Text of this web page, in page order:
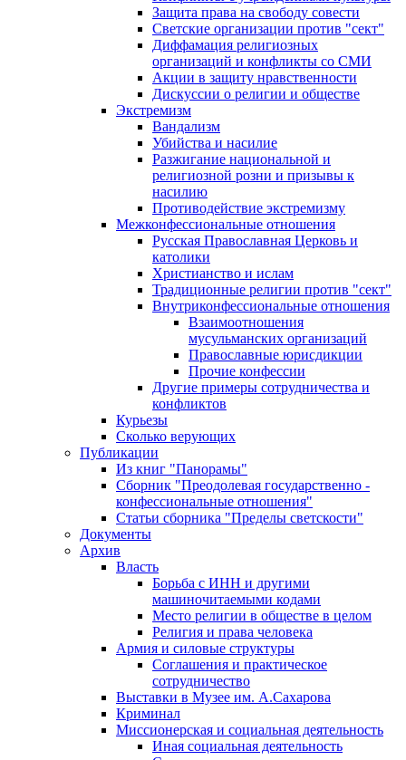
Защита права на свободу совести
Светские организации против "сект"
Диффамация религиозных
организаций и конфликты со СМИ
Акции в защиту нравственности
Дискуссии о религии и обществе
Экстремизм
Вандализм
Убийства и насилие
Разжигание национальной и
религиозной розни и призывы к
насилию
Противодействие экстремизму
Межконфессиональные отношения
Русская Православная Церковь и
католики
Христианство и ислам
Традиционные религии против "сект"
Внутриконфессиональные отношения
Взаимоотношения
мусульманских организаций
Православные юрисдикции
Прочие конфессии
Другие примеры сотрудничества и
конфликтов
Курьезы
Сколько верующих
Публикации
Из книг "Панорамы"
Сборник "Преодолевая государственно -
конфессиональные отношения"
Статьи сборника "Пределы светскости"
Документы
Архив
Власть
Борьба с ИНН и другими
машиночитаемыми кодами
Место религии в обществе в целом
Религия и права человека
Армия и силовые структуры
Соглашения и практическое
сотрудничество
Выставки в Музее им. А.Сахарова
Криминал
Миссионерская и социальная деятельность
Иная социальная деятельность